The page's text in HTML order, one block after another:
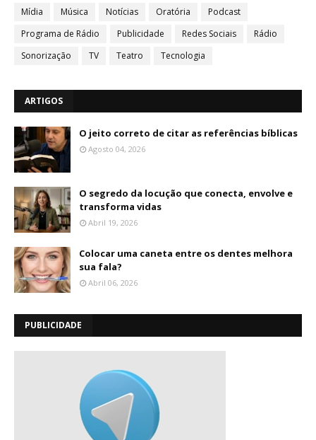
Mídia Música Notícias Oratória
Podcast
Programa de Rádio
Publicidade Redes Sociais
Rádio
Sonorização
TV Teatro Tecnologia
ARTIGOS
O jeito correto de citar as referências bíblicas
Agosto 04, 2026
O segredo da locução que conecta, envolve e
transforma vidas
Abril 19, 2026
Colocar uma caneta entre os dentes melhora
sua fala?
Abril 06, 2026
PUBLICIDADE